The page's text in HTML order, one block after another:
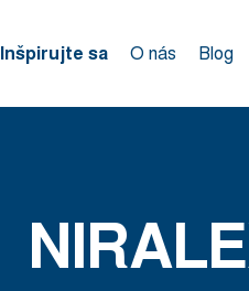
Inšpirujte sa O nás Blog